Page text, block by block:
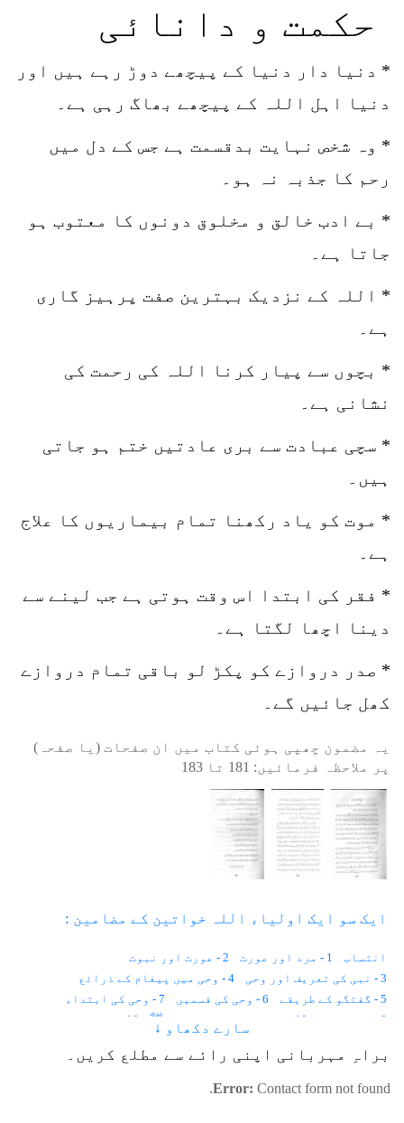
حکمت و دانائی
* دنیا دار دنیا کے پیچھے دوڑ رہے ہیں اور
دنیا اہل اللہ کے پیچھے بھاگ رہی ہے۔
* وہ شخص نہایت بدقسمت ہے جس کے دل میں
رحم کا جذبہ نہ ہو۔
* بے ادب خالق و مخلوق دونوں کا معتوب ہو
جاتا ہے۔
* اللہ کے نزدیک بہترین صفت پرہیز گاری
ہے۔
* بچوں سے پیار کرنا اللہ کی رحمت کی
نشانی ہے۔
* سچی عبادت سے بری عادتیں ختم ہو جاتی
ہیں۔
* موت کو یاد رکھنا تمام بیماریوں کا علاج
ہے۔
* فقر کی ابتدا اس وقت ہوتی ہے جب لینے سے
دینا اچھا لگتا ہے۔
* صدر دروازے کو پکڑ لو باقی تمام دروازے
کھل جائیں گے۔
یہ مضمون چھپی ہوئی کتاب میں ان صفحات (یا صفحہ)
پر ملاحظہ فرمائیں: 181 تا 183
ایک سو ایک اولیاء اللہ خواتین کے مضامین :
انتساب 1 - مرد اور عورت
2 - عورت اور نبوت
3 - نبی کی تعریف اور وحی
4 - وحی میں پیغام کے ذرائع
5 - گفتگو کے طریقے
6 - وحی کی قسمیں
7 - وحی کی ابتداء
8 - سچے خواب
10 - حضرت محمد رسول اللہﷺ
10 - زمین پر پہلا قتل
13 - حضرت بی بی ہاجرہؑ
14 - حضرت عیسیٰ علیہ السلام
16 - روحانی عورت
سارے دکھاو ↓
براہِ مہربانی اپنی رائے سے مطلع کریں۔
Error: Contact form not found.